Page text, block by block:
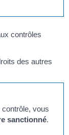
contrôles
des autres
vous
sanctionné.